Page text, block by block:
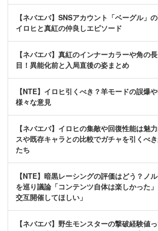
【ネバエバ】SNSアカウント「ベーグル」の
イロヒと真紅の仲良しエピソード
【ネバエバ】真紅のインナーカラーや角の
目！異能化前と入局直後の姿まとめ
【NTE】イロヒ引くべき？羊モードの誤爆
様々な意見
【ネバエバ】イロヒの集敵や回復性能は魅
スや既存キャラとの比較でガチャを引くべ
たち
【NTE】暗黒レーシングの評価はどう？ノ
を巡り議論「コンテンツ自体は楽しかった
交互開催してほしい」
【ネバエバ】野生モンスターの撃破経験値